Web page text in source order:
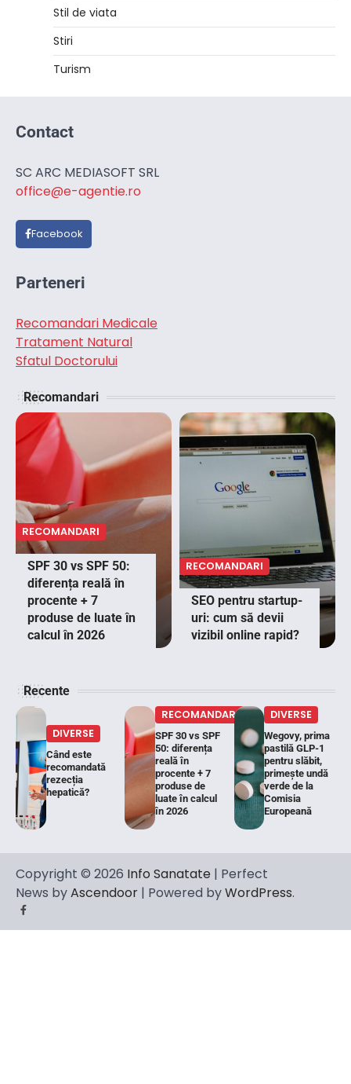
Stil de viata
Stiri
Turism
Contact
SC ARC MEDIASOFT SRL
office@e-agentie.ro
Facebook
Parteneri
Recomandari Medicale
Tratament Natural
Sfatul Doctorului
Recomandari
RECOMANDARI
SPF 30 vs SPF 50:
diferența reală în
procente + 7
produse de luate în
calcul în 2026
RECOMANDARI
SEO pentru startup-
uri: cum să devii
vizibil online rapid?
Recente
DIVERSE
Când este
recomandată
rezecția
hepatică?
RECOMANDARI
SPF 30 vs SPF
50: diferența
reală în
procente + 7
produse de
luate în calcul
în 2026
DIVERSE
Wegovy, prima
pastilă GLP-1
pentru slăbit,
primește undă
verde de la
Comisia
Europeană
Copyright © 2026 Info Sanatate | Perfect
News byAscendoor | Powered byWordPress.
Facebook